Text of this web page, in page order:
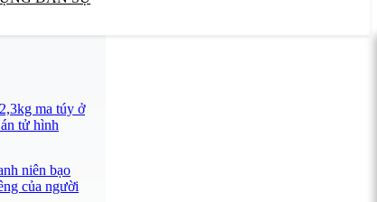
ma túy ở
tử hình
niên bạo
của người